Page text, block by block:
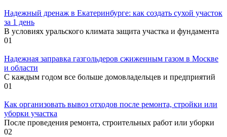
Надежный дренаж в Екатеринбурге: как создать сухой участок
за 1 день
В условиях уральского климата защита участка и фундамента
01
Надежная заправка газгольдеров сжиженным газом в Москве
и области
С каждым годом все больше домовладельцев и предприятий
01
Как организовать вывоз отходов после ремонта, стройки или
уборки участка
После проведения ремонта, строительных работ или уборки
02